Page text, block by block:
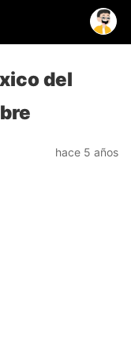
del
hace 5 años